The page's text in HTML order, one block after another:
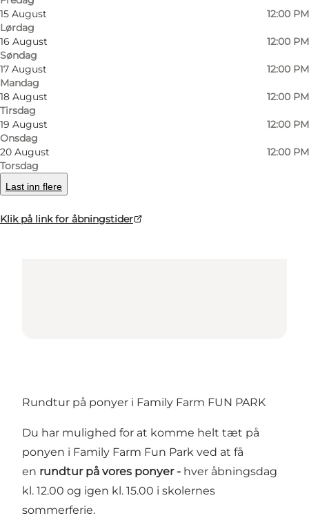
15 August
Lørdag
12:00 PM
16 August
Søndag
12:00 PM
17 August
Mandag
12:00 PM
18 August
Tirsdag
12:00 PM
19 August
Onsdag
12:00 PM
20 August
Torsdag
12:00 PM
Last inn flere
Klik på link for åbningstider
Rundtur på ponyer i Family Farm FUN PARK
Du har mulighed for at komme helt tæt på
ponyen i Family Farm Fun Park ved at få
en rundtur på vores ponyer - hver åbningsdag
kl. 12.00 og igen kl. 15.00 i skolernes
sommerferie.